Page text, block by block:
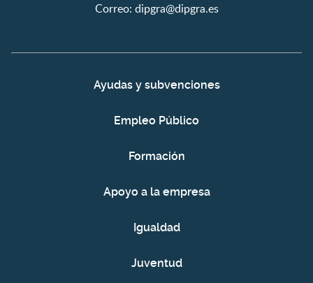
Correo: dipgra@dipgra.es
Ayudas y subvenciones
Empleo Público
Formación
Apoyo a la empresa
Igualdad
Juventud